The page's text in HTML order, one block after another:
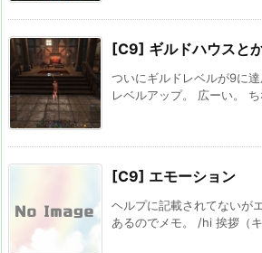
[C9] ギルドハウスと
ついにギルドレベルが9に
レベルアップ。 広ーい。
[C9] エモーション
ヘルプに記載されてないが
あるのでメモ。 /hi 挨拶（